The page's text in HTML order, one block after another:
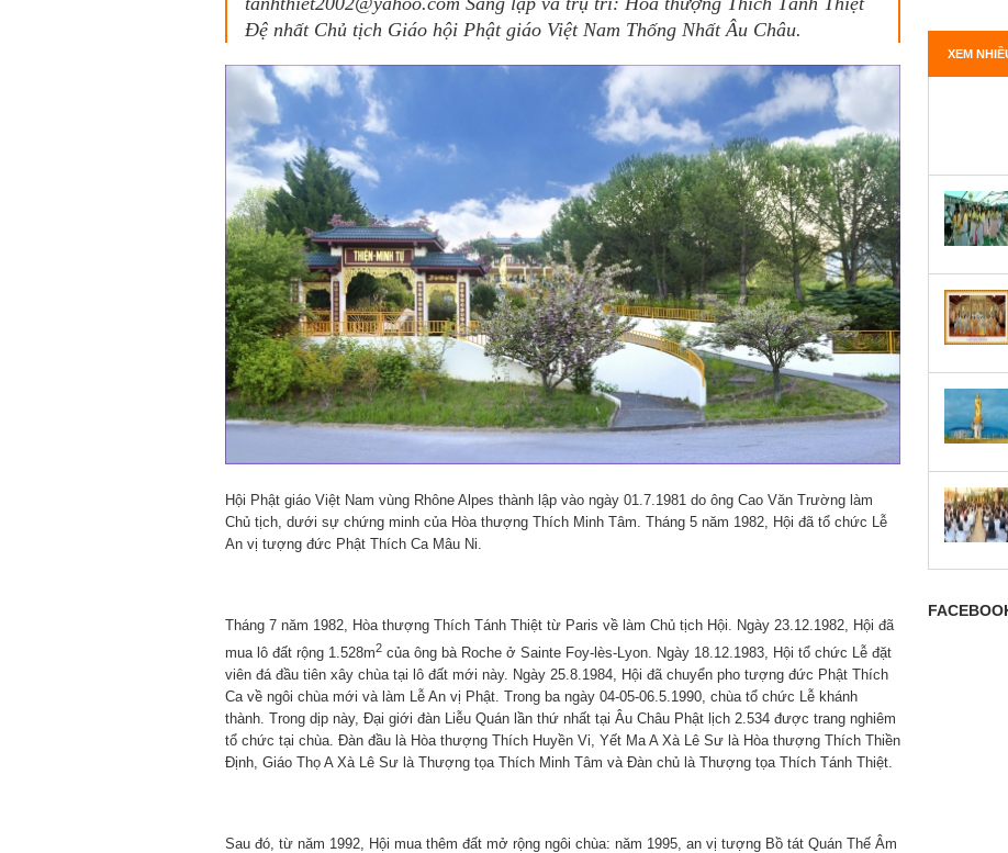
Đệ nhất Chủ tịch Giáo hội Phật giáo Việt Nam Thống Nhất Âu Châu.
Hội Phật giáo Việt Nam vùng Rhône Alpes thành lập vào ngày 01.7.1981 do ông Cao Văn Trường làm
Chủ tịch, dưới sự chứng minh của Hòa thượng Thích Minh Tâm. Tháng 5 năm 1982, Hội đã tổ chức Lễ
An vị tượng đức Phật Thích Ca Mâu Ni.
Tháng 7 năm 1982, Hòa thượng Thích Tánh Thiệt từ Paris về làm Chủ tịch Hội. Ngày 23.12.1982, Hội đã
mua lô đất rộng 1.528m2của ông bà Roche ở Sainte Foy-lès-Lyon. Ngày 18.12.1983, Hội tổ chức Lễ đặt
viên đá đầu tiên xây chùa tại lô đất mới này. Ngày 25.8.1984, Hội đã chuyển pho tượng đức Phật Thích
Ca về ngôi chùa mới và làm Lễ An vị Phật. Trong ba ngày 04-05-06.5.1990, chùa tổ chức Lễ khánh
thành. Trong dịp này, Đại giới đàn Liễu Quán lần thứ nhất tại Âu Châu Phật lịch 2.534 được trang nghiêm
tổ chức tại chùa. Đàn đầu là Hòa thượng Thích Huyền Vi, Yết Ma A Xà Lê Sư là Hòa thượng Thích Thiền
Định, Giáo Thọ A Xà Lê Sư là Thượng tọa Thích Minh Tâm và Đàn chủ là Thượng tọa Thích Tánh Thiệt.
Sau đó, từ năm 1992, Hội mua thêm đất mở rộng ngôi chùa: năm 1995, an vị tượng Bồ tát Quán Thế Âm
XEM